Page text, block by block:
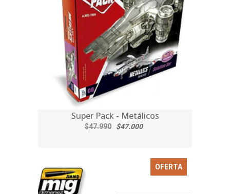
Super Pack - Metálicos
$47.990 $47.000
OFERTA